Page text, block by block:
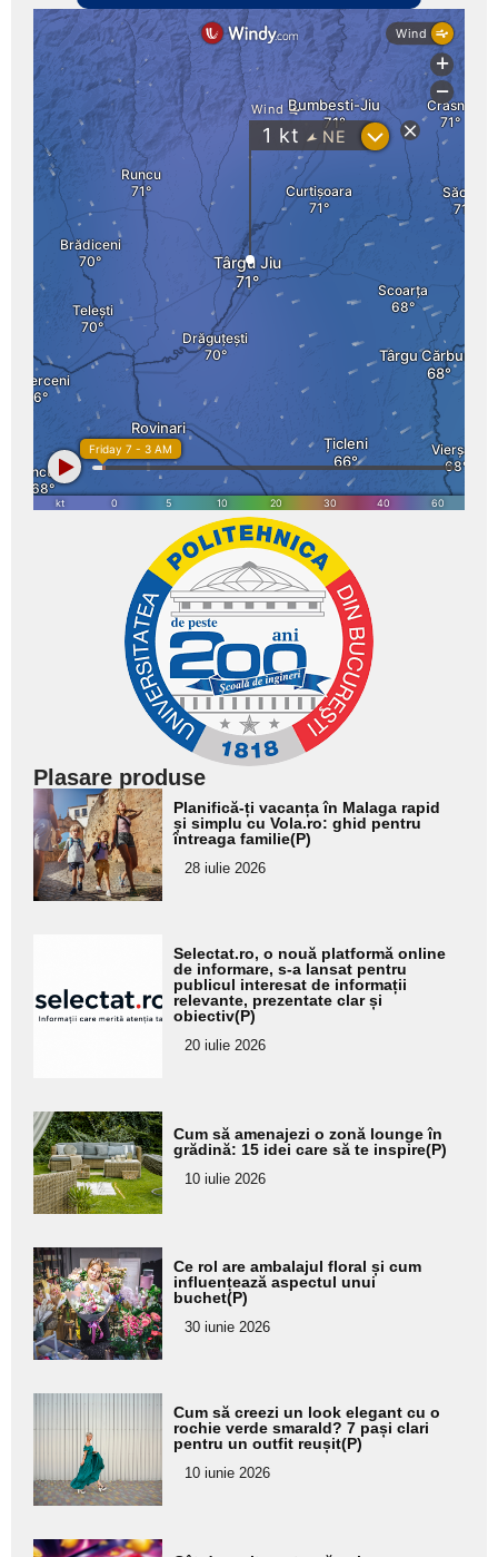
Plasare produse
Adaugă
aici textul
pentru
subtitlu
Planifică-ți vacanța în Malaga rapid
și simplu cu Vola.ro: ghid pentru
întreaga familie(P)
28 iulie 2026
pentru
subtitlu
Selectat.ro, o nouă platformă online
de informare, s-a lansat pentru
publicul interesat de informații
relevante, prezentate clar și
obiectiv(P)
20 iulie 2026
Adaugă
aici textul
pentru
subtitlu
Cum să amenajezi o zonă lounge în
grădină: 15 idei care să te inspire(P)
10 iulie 2026
Adaugă
aici textul
pentru
subtitlu
Ce rol are ambalajul floral și cum
influențează aspectul unui
buchet(P)
30 iunie 2026
Adaugă
aici textul
pentru
subtitlu
Cum să creezi un look elegant cu o
rochie verde smarald? 7 pași clari
pentru un outfit reușit(P)
10 iunie 2026